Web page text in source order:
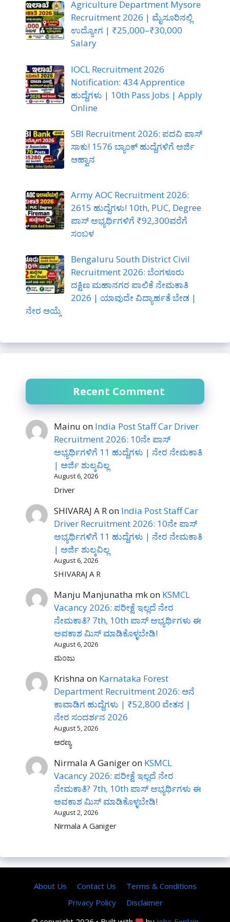
Agriculture Department Mysore
Recruitment 2026 | ಮೈಸೂರಿನಲ್ಲಿ
ಉದ್ಯೋಗ | ₹25,000–₹30,000
Salary
IOCL Recruitment 2026
Notification: 434 Apprentice
ಹುದ್ದೆಗಳು | 10th Pass Jobs | Apply
Online
SBI Recruitment 2026: ಪದವಿ ಪಾಸ್
ಸಾಕು! 1576 ಬ್ಯಾಂಕ್ ಹುದ್ದೆಗಳಿಗೆ ಅರ್ಜಿ
ಆಹ್ವಾನ
Army AOC Recruitment 2026:
2615 ಹುದ್ದೆಗಳು! 10th, PUC, Degree
ಪಾಸ್ ಅಭ್ಯರ್ಥಿಗಳಿಗೆ ₹92,300ವರೆಗೆ
ಸಂಬಳ
Bengaluru South District Civil
Recruitment 2026: ಬೆಂಗಳೂರು
ದಕ್ಷಿಣ ಮಹಾನಗರ ಪಾಲಿಕೆ ನೇಮಕಾತಿ
2026 | ಯಾವುದೇ ವಿದ್ಯಾರ್ಹತೆ ಬೇಡ |
ನೇರ ಆಯ್ಕೆ
Recent Comment
Mainu on India Post Staff Car Driver
Recruitment 2026: 10ನೇ ಪಾಸ್
ಅಭ್ಯರ್ಥಿಗಳಿಗೆ 11 ಹುದ್ದೆಗಳು | ನೇರ ನೇಮಕಾತಿ
| ಅರ್ಜಿ ಶುಲ್ಕವಿಲ್ಲ
August 6, 2026
Driver
SHIVARAJ A Ron India Post Staff Car
Driver Recruitment 2026: 10ನೇ ಪಾಸ್
ಅಭ್ಯರ್ಥಿಗಳಿಗೆ 11 ಹುದ್ದೆಗಳು | ನೇರ ನೇಮಕಾತಿ
| ಅರ್ಜಿ ಶುಲ್ಕವಿಲ್ಲ
August 6, 2026
SHIVARAJ A R
Manju Manjunatha mkon KSMCL
Vacancy 2026: ಪರೀಕ್ಷೆ ಇಲ್ಲದೆ ನೇರ
ನೇಮಕಾತಿ? 7th, 10th ಪಾಸ್ ಅಭ್ಯರ್ಥಿಗಳು ಈ
ಅವಕಾಶ ಮಿಸ್ ಮಾಡಿಕೊಳ್ಳಬೇಡಿ!
August 6, 2026
ಮಂಜು
Krishna on Karnataka Forest
Department Recruitment 2026: ಆನೆ
ಕಾವಾಡಿಗ ಹುದ್ದೆಗಳು | ₹52,800 ವೇತನ |
ನೇರ ಸಂದರ್ಶನ 2026
August 5, 2026
ಅರಣ್ಯ
Nirmala A Ganigeron KSMCL
Vacancy 2026: ಪರೀಕ್ಷೆ ಇಲ್ಲದೆ ನೇರ
ನೇಮಕಾತಿ? 7th, 10th ಪಾಸ್ ಅಭ್ಯರ್ಥಿಗಳು ಈ
ಅವಕಾಶ ಮಿಸ್ ಮಾಡಿಕೊಳ್ಳಬೇಡಿ!
August 2, 2026
Nirmala A Ganiger
About Us Contact Us
Terms & Conditions
Privacy Policy
Disclaimer